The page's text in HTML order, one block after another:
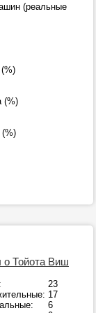
(реальные
(%)
(%)
Тойота Виш
23
17
6